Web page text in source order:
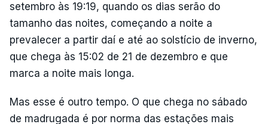
setembro às 19:19, quando os dias serão do
tamanho das noites, começando a noite a
prevalecer a partir daí e até ao solstício de inverno,
que chega às 15:02 de 21 de dezembro e que
marca a noite mais longa.
Mas esse é outro tempo. O que chega no sábado
de madrugada é por norma das estações mais